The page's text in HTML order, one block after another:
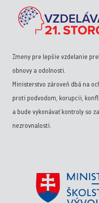
Zmeny pre lepšie vzdelanie
obnovy a odolnosti.
Ministerstvo zároveň dbá na
proti podvodom, korupcii,
a bude vykonávať kontroly so
nezrovnalosti.